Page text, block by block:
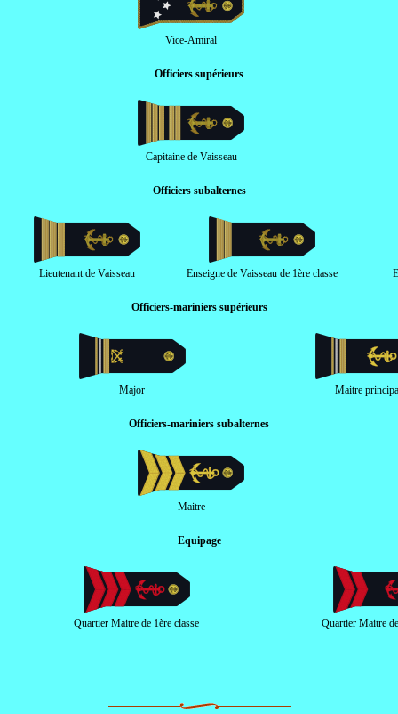
Vice-Amiral
Officiers supérieurs
Capitaine de Vaisseau
Officiers subalternes
Lieutenant de Vaisseau Enseigne de Vaisseau de 1ère classe
Officiers-mariniers supérieurs
Major Maitre
Officiers-mariniers subalternes
Maitre
Equipage
Quartier Maitre de 1ère classe Quartier Maitre